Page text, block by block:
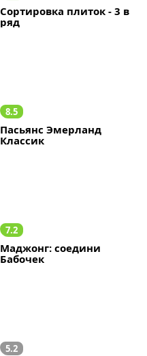
Сортировка плиток - 3 в
ряд
8.5
Пасьянс Эмерланд
Классик
7.2
Маджонг: соедини
Бабочек
5.2